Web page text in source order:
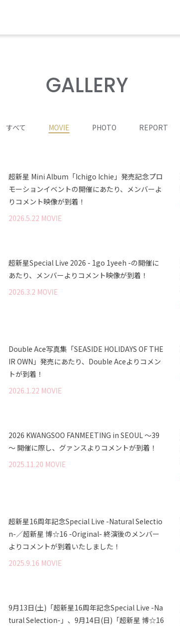
GALLERY
すべて MOVIE PHOTO REPORT
超新星 Mini Album「Ichigo Ichie」発売記念プロ
モーションイベントの開催にあたり、メンバーよ
りコメント映像が到着！
2026.5.22 MOVIE
超新星Special Live 2026 - 1go 1yeeh -の開催に
あたり、メンバーよりコメント映像が到着！
2026.3.2 MOVIE
Double Ace写真集「SEASIDE HOLIDAYS OF THE
IR OWN」発売にあたり、Double Aceよりコメン
トが到着！
2026.1.22 MOVIE
2026 KWANGSOO FANMEETING in SEOUL ～39
～ 開催に際し、グァンスよりコメントが到着！
2025.11.20 MOVIE
超新星16周年記念Special Live -Natural Selectio
n-／超新星 博☆16 -Original- 終演後のメンバー
よりコメントが到着いたしました！
2025.9.16 MOVIE
9月13日(土)「超新星16周年記念Special Live -Na
tural Selection-」、9月14日(日)「超新星 博☆16